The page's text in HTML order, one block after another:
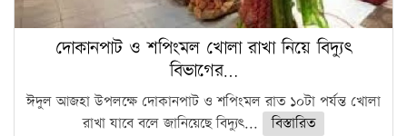
দোকানপাট ও শপিংমল খোলা রাখা নিয়ে বিদ্যুৎ
বিভাগের…
ঈদুল আজহা উপলক্ষে দোকানপাট ও শপিংমল রাত ১০টা পর্যন্ত খোলা
রাখা যাবে বলে জানিয়েছে বিদ্যুৎ...
বিস্তারিত